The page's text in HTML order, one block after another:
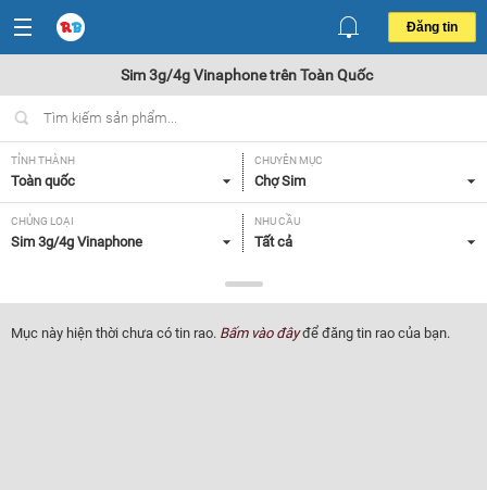
Đăng tin
Sim 3g/4g Vinaphone trên Toàn Quốc
TỈNH THÀNH
Toàn quốc
CHUYÊN MỤC
Chợ Sim
CHỦNG LOẠI
Sim 3g/4g Vinaphone
NHU CẦU
Tất cả
Tất cả
Mục này hiện thời chưa có tin rao. Bấm vào đâyđể đăng tin rao của bạn.